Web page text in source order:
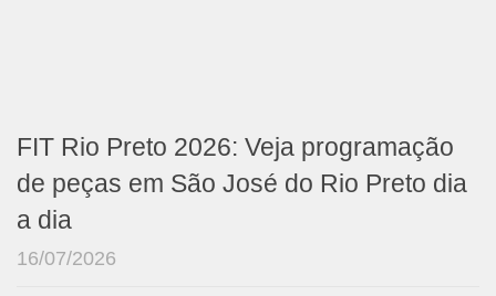
FIT Rio Preto 2026: Veja programação
de peças em São José do Rio Preto dia
a dia
16/07/2026